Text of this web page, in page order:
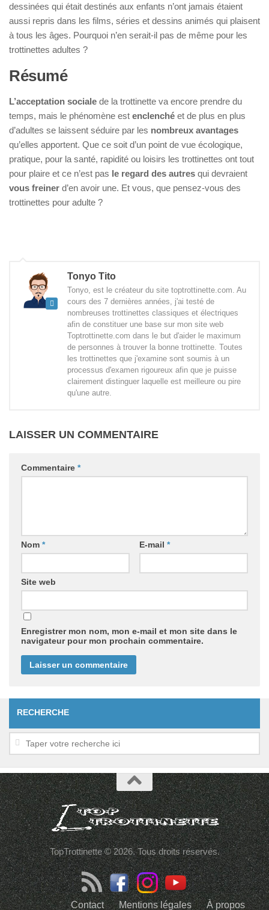
dessinées qui était destinés aux enfants n’ont jamais étaient
aussi repris dans les films, séries et dessins animés qui plaisent
à tous les âges. Pourquoi n’en serait-il pas de même pour les
trottinettes adultes ?
Résumé
L’acceptation sociale de la trottinette va encore prendre du
temps, mais le phénomène est enclenché et de plus en plus
d’adultes se laissent séduire par les nombreux avantages
qu’elles apportent. Que ce soit d’un point de vue écologique,
pratique, pour la santé, rapidité ou loisirs les trottinettes ont tout
pour plaire et ce n’est pas le regard des autres qui devraient
vous freiner d’en avoir une. Et vous, que pensez-vous des
trottinettes pour adulte ?
Tonyo Tito
Tonyo, est le créateur du site toptrottinette.com. Au
cours des 7 dernières années, j'ai testé de
nombreuses trottinettes classiques et électriques
afin de constituer une base sur mon site web
Toptrottinette.com dans le but d'aider le maximum
de personnes à trouver la bonne trottinette. Toutes
les trottinettes que j'examine sont soumis à un
processus d'examen rigoureux afin que je puisse
clairement distinguer laquelle est meilleure ou pire
qu'une autre.
LAISSER UN COMMENTAIRE
Commentaire *
Nom * E-mail *
Site web
Enregistrer mon nom, mon e-mail et mon site dans le
navigateur pour mon prochain commentaire.
RECHERCHE
TopTrottinette © 2026. Tous droits réservés.
À propos
Mentions légales
Contact